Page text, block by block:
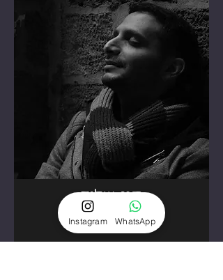
חגי שלום
צלם סטילס
Instagram WhatsApp